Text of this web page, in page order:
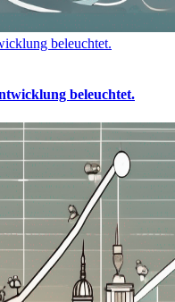
beleuchtet.
beleuchtet.